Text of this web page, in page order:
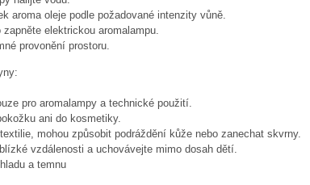
aroma oleje podle požadované intenzity vůně.
elektrickou aromalampu.
provonění prostoru.
pro aromalampy a technické použití.
ani do kosmetiky.
mohou způsobit podráždění kůže nebo zanechat skvrny.
vzdálenosti a uchovávejte mimo dosah dětí.
a temnu